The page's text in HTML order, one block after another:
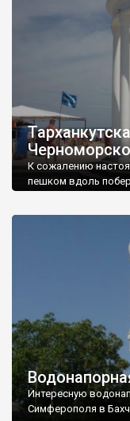
К сожалению
пешком вдоль
Интересную
Симферополя в